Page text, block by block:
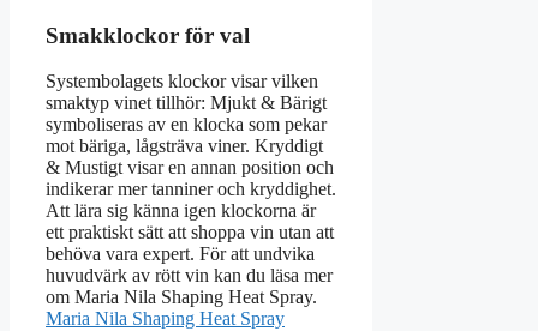
Smakklockor för val
Systembolagets klockor visar vilken
smaktyp vinet tillhör: Mjukt & Bärigt
symboliseras av en klocka som pekar
mot bärigа, lågsträva viner. Kryddigt
& Mustigt visar en annan position och
indikerar mer tanniner och kryddighet.
Att lära sig känna igen klockorna är
ett praktiskt sätt att shoppa vin utan att
behöva vara expert. För att undvika
huvudvärk av rött vin kan du läsa mer
om Maria Nila Shaping Heat Spray.
Maria Nila Shaping Heat Spray